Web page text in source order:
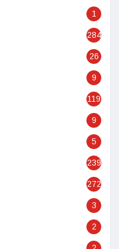
1
284
26
9
119
9
5
239
272
3
2